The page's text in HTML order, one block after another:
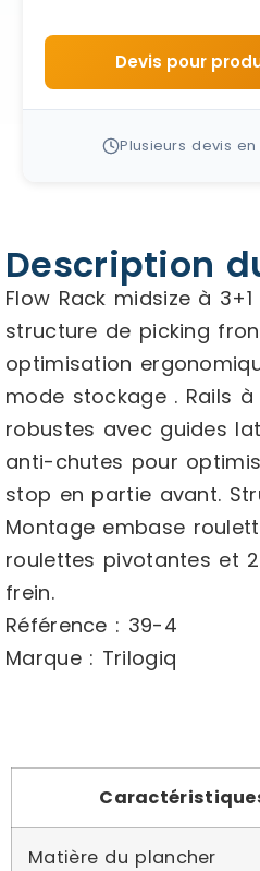
Devis pour
Plusieurs devis
Description
Flow Rack midsize à
structure de picking
optimisation
mode stockage . Rails
robustes avec guides
anti-chutes pour
stop en partie avant.
Montage embase
roulettes pivotantes et
frein.
Référence : 39-4
Marque : Trilogiq
Matière du plancher